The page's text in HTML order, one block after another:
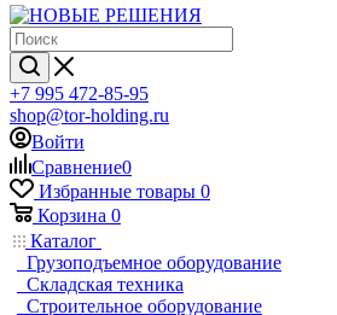
+7 995 472-85-95
shop@tor-holding.ru
Войти
Сравнение0
Избранные товары 0
Корзина 0
Каталог
Грузоподъемное оборудование
Складская техника
Строительное оборудование